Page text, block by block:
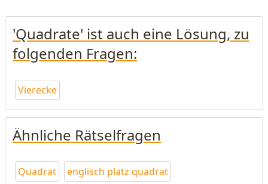
'Quadrate' ist auch eine Lösung, zu
folgenden Fragen:
Vierecke
Ähnliche Rätselfragen
Quadrat
englisch platz quadrat